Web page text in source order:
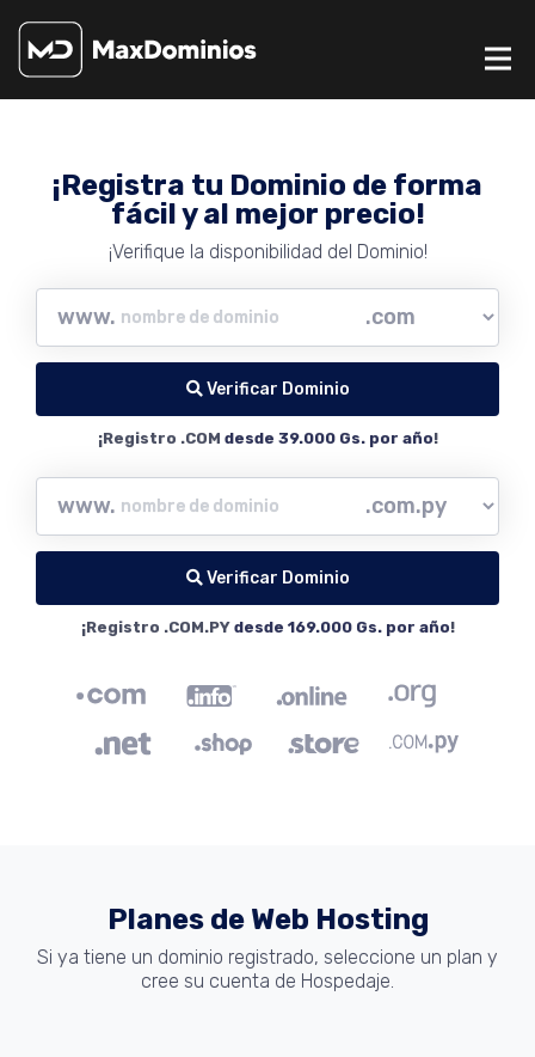
¡Registra tu Dominio de forma
fácil y al mejor precio!
¡Verifique la disponibilidad del Dominio!
www.
Verificar Dominio
¡Registro .COM desde 39.000 Gs. por año!
www.
Verificar Dominio
¡Registro .COM.PY desde 169.000 Gs. por año!
Planes de Web Hosting
Si ya tiene un dominio registrado, seleccione un plan y
cree su cuenta de Hospedaje.